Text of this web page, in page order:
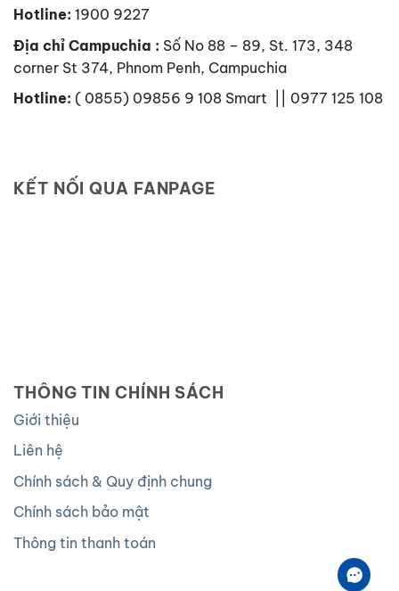
Hotline: 1900 9227
Địa chỉ Campuchia : Số No 88 – 89, St. 173, 348
corner St 374, Phnom Penh, Campuchia
Hotline: ( 0855) 09856 9 108 Smart || 0977 125 108
KẾT NỐI QUA FANPAGE
THÔNG TIN CHÍNH SÁCH
Giới thiệu
Liên hệ
Chính sách & Quy định chung
Chính sách bảo mật
Thông tin thanh toán